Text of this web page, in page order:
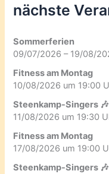
nächste
Sommerferien
09/07/2026 – 19/08/
Fitness am Montag
10/08/2026 um 19:00
Steenkamp-Singers 🎶
11/08/2026 um 19:30
Fitness am Montag
17/08/2026 um 19:00
Steenkamp-Singers 🎶